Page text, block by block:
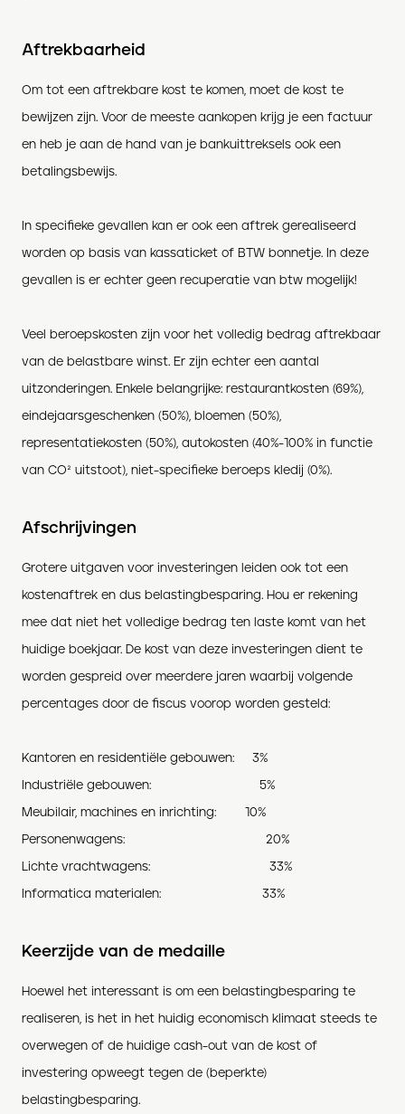
Aftrekbaarheid
Om tot een aftrekbare kost te komen, moet de kost te
bewijzen zijn. Voor de meeste aankopen krijg je een factuur
en heb je aan de hand van je bankuittreksels ook een
betalingsbewijs.
In specifieke gevallen kan er ook een aftrek gerealiseerd
worden op basis van kassaticket of BTW bonnetje. In deze
gevallen is er echter geen recuperatie van btw mogelijk!
Veel beroepskosten zijn voor het volledig bedrag aftrekbaar
van de belastbare winst. Er zijn echter een aantal
uitzonderingen. Enkele belangrijke: restaurantkosten (69%),
eindejaarsgeschenken (50%), bloemen (50%),
representatiekosten (50%), autokosten (40%-100% in functie
van CO² uitstoot), niet-specifieke beroeps kledij (0%).
Afschrijvingen
Grotere uitgaven voor investeringen leiden ook tot een
kostenaftrek en dus belastingbesparing. Hou er rekening
mee dat niet het volledige bedrag ten laste komt van het
huidige boekjaar. De kost van deze investeringen dient te
worden gespreid over meerdere jaren waarbij volgende
percentages door de fiscus voorop worden gesteld:
Kantoren en residentiële gebouwen: 3%
Industriële gebouwen: 5%
Meubilair, machines en inrichting: 10%
Personenwagens: 20%
Lichte vrachtwagens: 33%
Informatica materialen: 33%
Keerzijde van de medaille
Hoewel het interessant is om een belastingbesparing te
realiseren, is het in het huidig economisch klimaat steeds te
overwegen of de huidige cash-out van de kost of
investering opweegt tegen de (beperkte)
belastingbesparing.